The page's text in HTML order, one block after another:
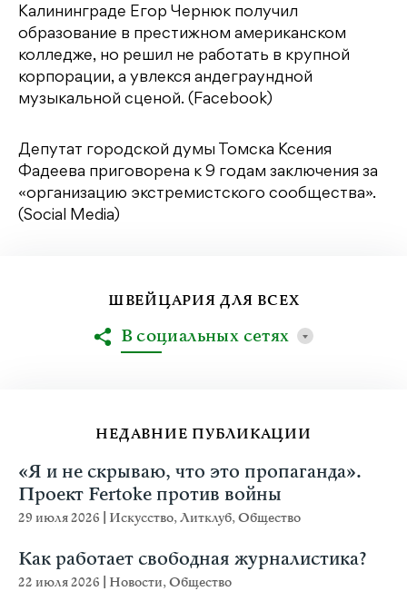
Калининграде Егор Чернюк получил
образование в престижном американском
колледже, но решил не работать в крупной
корпорации, а увлекся андеграундной
музыкальной сценой. (Facebook)
Депутат городской думы Томска Ксения
Фадеева приговорена к 9 годам заключения за
«организацию экстремистского сообщества».
(Social Media)
НЕДАВНИЕ ПУБЛИКАЦИИ
«Я и не скрываю, что это пропаганда».
Проект Fertoke против войны
29 июля 2026 Искусство,Литклуб,Общество
Как работает свободная журналистика?
22 июля 2026 Новости,Общество
ШВЕЙЦАРИЯ ДЛЯ ВСЕХ
В социальных сетях